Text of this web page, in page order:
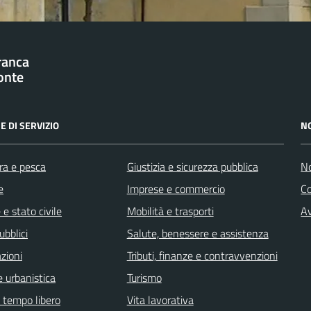
DI SERVIZIO
e pesca
e stato civile
urbanistica
libero
Giustizia e sicurezza pubblica
Imprese e commercio
Mobilità e trasporti
Salute, benessere e assistenza
Tributi, finanze e contravvenzioni
Turismo
Vita lavorativa